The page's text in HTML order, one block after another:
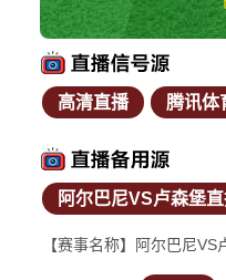
高清直播 腾讯体
阿尔巴尼VS卢森堡
【赛事名称】阿尔巴尼VS